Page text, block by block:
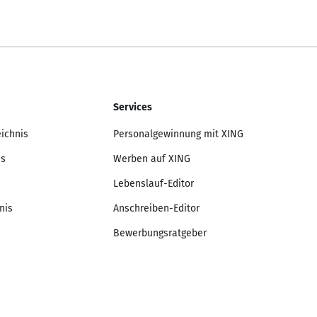
Services
Personalgewinnung mit XING
Werben auf XING
Lebenslauf-Editor
Anschreiben-Editor
Bewerbungsratgeber